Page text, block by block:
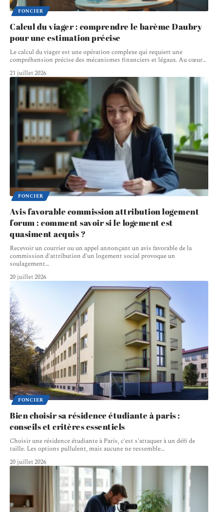
FONCIER
Calcul du viager : comprendre le barème Daubry
pour une estimation précise
Le calcul du viager est une opération complexe qui requiert une
compréhension précise des mécanismes financiers et légaux. Au cœur…
21 juillet 2026
FONCIER
Avis favorable commission attribution logement
forum : comment savoir si le logement est
quasiment acquis ?
Recevoir un courrier ou un appel annonçant un avis favorable de la
commission d'attribution d'un logement social provoque un
soulagement…
20 juillet 2026
FONCIER
Bien choisir sa résidence étudiante à paris :
conseils et critères essentiels
Choisir une résidence étudiante à Paris, c'est s'attaquer à un défi de
taille. Les options pullulent, mais aucune ne ressemble…
20 juillet 2026